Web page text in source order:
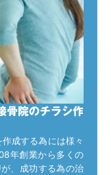
骨院のチラシ作
成する為には様々
年創業から多くの
、成功する為の治